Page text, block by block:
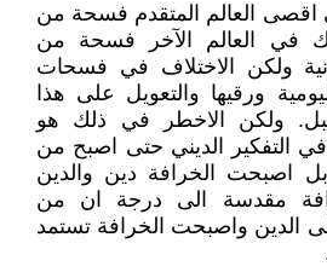
اقصى العالم المتقدم فسحة من
في العالم الآخر فسحة من
ولكن الاختلاف في فسحات
ورقيها والتعويل على هذا
ولكن الاخطر في ذلك هو
التفكير الديني حتى اصبح من
اصبحت الخرافة دين والدين
مقدسة الى درجة ان من
الدين واصبحت الخرافة تستمد